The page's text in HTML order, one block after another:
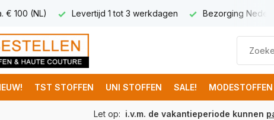
€ 100 (NL) Levertijd 1 tot 3 werkdagen Bezorging
TST STOFFEN UNI STOFFEN SALE! MODESTOFFEN
Let op: i.v.m. de vakantieperiode kunnen